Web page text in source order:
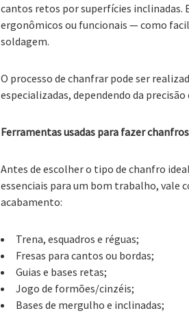
cantos retos por superfícies
ergonômicos ou funcionais — como
soldagem.
O processo de chanfrar pode ser
especializadas, dependendo da
Ferramentas usadas para fazer chanfros
Antes de escolher o tipo de chanfro
essenciais para um bom trabalho, vale
acabamento:
Trena, esquadros e réguas;
Fresas para cantos ou bordas;
Guias e bases retas;
Jogo de formões/cinzéis;
Bases de mergulho e inclinadas;